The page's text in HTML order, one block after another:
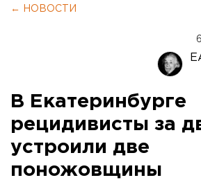
← НОВОСТИ
В Екатеринбурге
рецидивисты за
устроили две
поножовщины